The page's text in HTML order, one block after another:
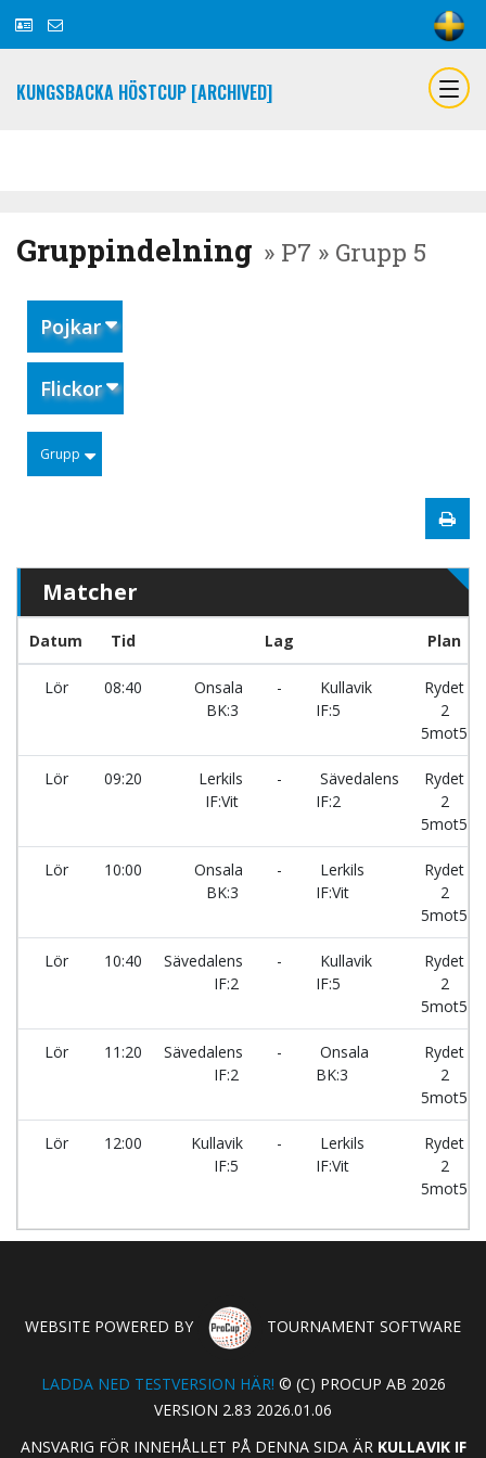
KUNGSBACKA HÖSTCUP [ARCHIVED]
Gruppindelning » P7 » Grupp 5
Pojkar
Flickor
Grupp
Matcher
Datum Tid Lag Plan
Lör 08:40
Onsala
BK:3
-
Kullavik
IF:5
Rydet
2
5mot5
Lör 09:20
Lerkils
IF:Vit
-
Sävedalens
IF:2
Rydet
2
5mot5
Lör 10:00
Onsala
BK:3
-
Lerkils
IF:Vit
Rydet
2
5mot5
Lör 10:40
Sävedalens
IF:2
-
Kullavik
IF:5
Rydet
2
5mot5
Lör 11:20
Sävedalens
IF:2
-
Onsala
BK:3
Rydet
2
5mot5
Lör 12:00
Kullavik
IF:5
-
Lerkils
IF:Vit
Rydet
2
5mot5
WEBSITE POWERED BY TOURNAMENT SOFTWARE
LADDA NED TESTVERSION HÄR! © (C) PROCUP AB 2026
VERSION 2.83 2026.01.06
ANSVARIG FÖR INNEHÅLLET PÅ DENNA SIDA ÄR KULLAVIK IF